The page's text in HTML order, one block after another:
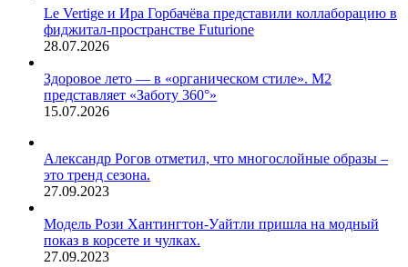
Le Vertige и Ира Горбачёва представили коллаборацию в
фиджитал-пространстве Futurione
28.07.2026
Здоровое лето — в «органическом стиле». М2
представляет «Заботу 360°»
15.07.2026
Александр Рогов отметил, что многослойные образы –
это тренд сезона.
27.09.2023
Модель Рози Хантингтон-Уайтли пришла на модный
показ в корсете и чулках.
27.09.2023